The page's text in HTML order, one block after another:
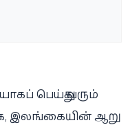
பெய்து வரும்
இலங்கையின் ஆறு